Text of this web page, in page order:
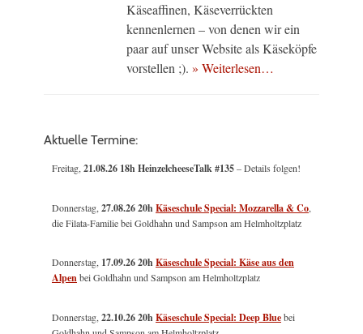
Käseaffinen, Käseverrückten
kennenlernen – von denen wir ein
paar auf unser Website als Käseköpfe
vorstellen ;). » Weiterlesen…
Aktuelle Termine:
Freitag,21.08.26 18h HeinzelcheeseTalk #135– Details folgen!
Donnerstag,27.08.26 20hKäseschule Special: Mozzarella & Co,
die Filata-Familie bei Goldhahn und Sampson am Helmholtzplatz
Donnerstag, 17.09.26 20hKäseschule Special: Käse aus den
Alpenbei Goldhahn und Sampson am Helmholtzplatz
Donnerstag,22.10.26 20hKäseschule Special: Deep Bluebei